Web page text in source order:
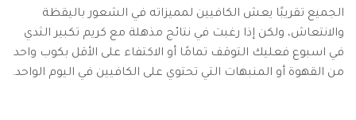
الجميع تقريبًا يعش الكافيين لمميزاته في الشعور باليقظة
والانتعاش، ولكن إذا رغبت في نتائج مذهلة مع كريم تكبير الثدي
في اسبوع فعليك التوقف تمامًا أو الاكتفاء على الأقل بكوب واحد
من القهوة أو المنبهات التي تحتوي على الكافيين في اليوم الواحد.